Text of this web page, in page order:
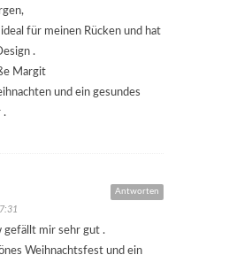
für meinen Rücken und hat
.
Margit
und ein gesundes
.
Antworten
gefällt mir sehr gut .
Weihnachtsfest und ein